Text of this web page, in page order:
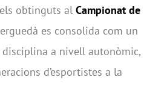
obtinguts al Campionat de
es consolida com un
a nivell autonòmic,
d’esportistes a la